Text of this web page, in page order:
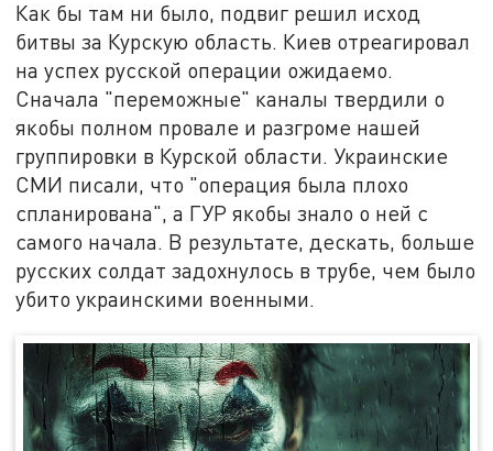
Как бы там ни было, подвиг решил исход
битвы за Курскую область. Киев отреагировал
на успех русской операции ожидаемо.
Сначала "переможные" каналы твердили о
якобы полном провале и разгроме нашей
группировки в Курской области. Украинские
СМИ писали, что "операция была плохо
спланирована", а ГУР якобы знало о ней с
самого начала. В результате, дескать, больше
русских солдат задохнулось в трубе, чем было
убито украинскими военными.